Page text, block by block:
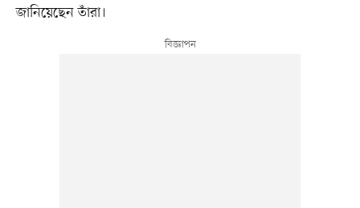
জানিয়েছেন তাঁরা।